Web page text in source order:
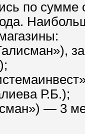
по сумме
Р.Б.);
— 3